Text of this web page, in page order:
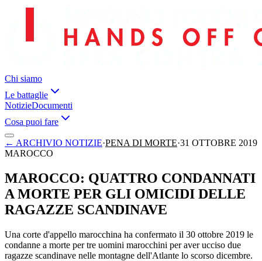
Chi siamo
Le battaglie
NotizieDocumenti
Cosa puoi fare
← ARCHIVIO NOTIZIE·PENA DI MORTE·31 OTTOBRE 2019
MAROCCO
MAROCCO: QUATTRO CONDANNATI
A MORTE PER GLI OMICIDI DELLE
RAGAZZE SCANDINAVE
Una corte d'appello marocchina ha confermato il 30 ottobre 2019 le
condanne a morte per tre uomini marocchini per aver ucciso due
ragazze scandinave nelle montagne dell'Atlante lo scorso dicembre.